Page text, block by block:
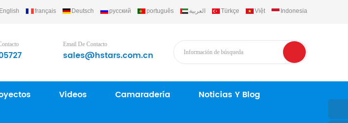
English français Deutsch русский português العربية Türkçe Việt Indonesia
Email De Contacto
sales@hstars.com.cn
Videos Camaradería Noticias Y Blog